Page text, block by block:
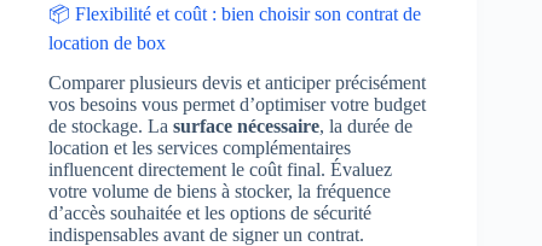
📦 Flexibilité et coût : bien choisir son contrat de
location de box
Comparer plusieurs devis et anticiper précisément
vos besoins vous permet d’optimiser votre budget
de stockage. La surface nécessaire, la durée de
location et les services complémentaires
influencent directement le coût final. Évaluez
votre volume de biens à stocker, la fréquence
d’accès souhaitée et les options de sécurité
indispensables avant de signer un contrat.